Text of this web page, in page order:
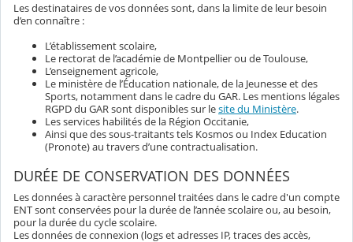
Les destinataires de vos données sont, dans la limite de leur besoin
d’en connaître :
L’établissement scolaire,
Le rectorat de l’académie de Montpellier ou de Toulouse,
L’enseignement agricole,
Le ministère de l’Éducation nationale, de la Jeunesse et des
Sports, notamment dans le cadre du GAR. Les mentions légales
RGPD du GAR sont disponibles sur lesite du Ministère.
Les services habilités de la Région Occitanie,
Ainsi que des sous-traitants tels Kosmos ou Index Education
(Pronote) au travers d’une contractualisation.
DURÉE DE CONSERVATION DES DONNÉES
Les données à caractère personnel traitées dans le cadre d'un compte
ENT sont conservées pour la durée de l’année scolaire ou, au besoin,
pour la durée du cycle scolaire.
Les données de connexion (logs et adresses IP, traces des accès,